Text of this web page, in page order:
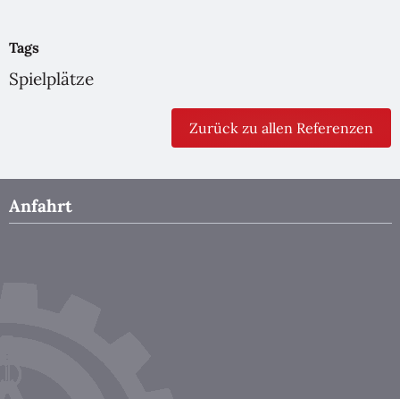
Tags
Spielplätze
Zurück zu allen Referenzen
Anfahrt